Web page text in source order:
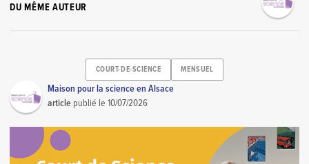
DU MÊME AUTEUR
COURT-DE-SCIENCE MENSUEL
Maison pour la science en Alsace
article publié le10/07/2026